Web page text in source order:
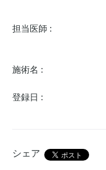
担当医師 :
施術名 :
登録日 :
シェア